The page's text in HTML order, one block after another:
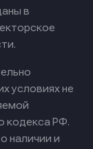
в
условиях не
кодекса РФ.
наличии и